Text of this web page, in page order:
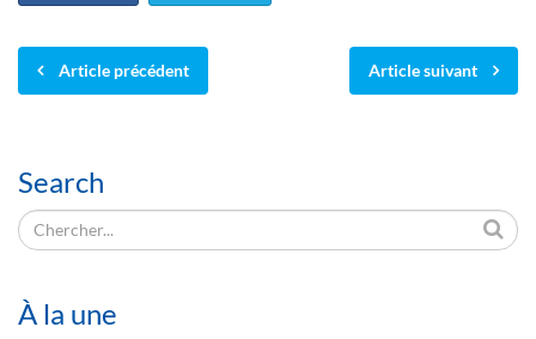
Article précédent Article suivant
Search
À la une